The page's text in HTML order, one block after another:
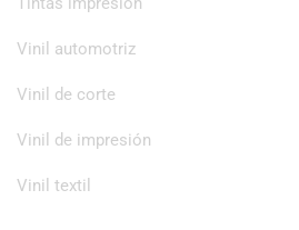
Vinil automotriz
Vinil de corte
Vinil de impresión
Vinil textil